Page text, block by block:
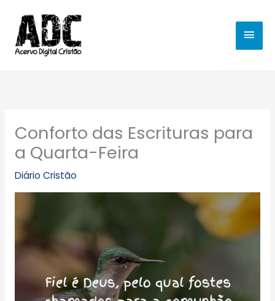
para
conteúdo
Conforto das Escrituras para
a Quarta-Feira
Diário Cristão